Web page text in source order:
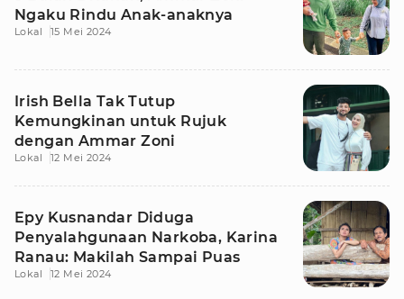
Ngaku Rindu Anak-anaknya
Lokal 15 Mei 2024
Irish Bella Tak Tutup
Kemungkinan untuk Rujuk
dengan Ammar Zoni
Lokal 12 Mei 2024
Epy Kusnandar Diduga
Penyalahgunaan Narkoba, Karina
Ranau: Makilah Sampai Puas
Lokal 12 Mei 2024